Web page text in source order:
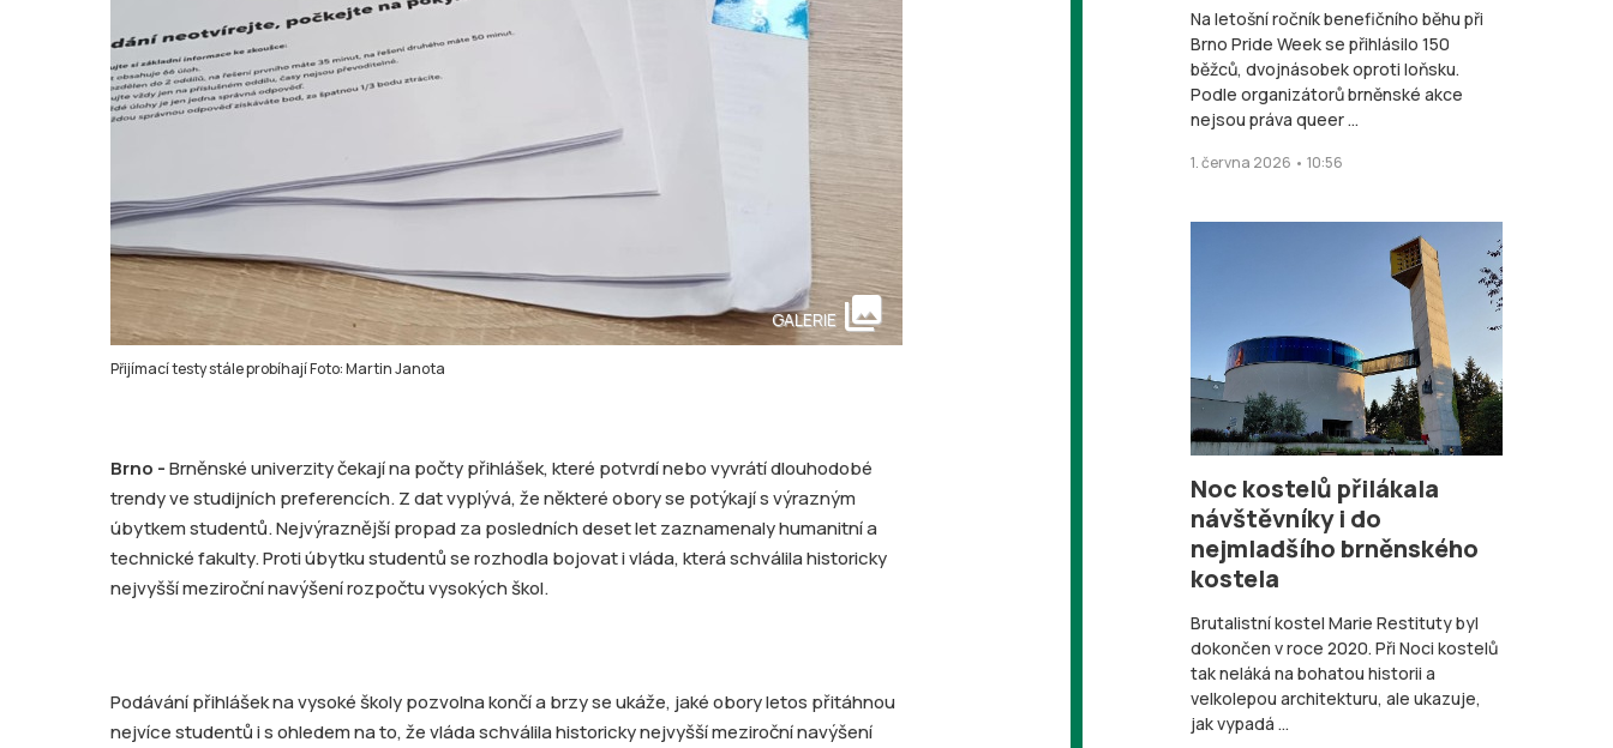
Přijímací testy stále probíhají Foto: Martin Janota
GALERIE collections
Brno -Brněnské univerzity čekají na počty přihlášek, které potvrdí nebo vyvrátí dlouhodobé
trendy ve studijních preferencích. Z dat vyplývá, že některé obory se potýkají s výrazným
úbytkem studentů. Nejvýraznější propad za posledních deset let zaznamenaly humanitní a
technické fakulty. Proti úbytku studentů se rozhodla bojovat i vláda, která schválila historicky
nejvyšší meziroční navýšení rozpočtu vysokých škol.
Podávání přihlášek na vysoké školy pozvolna končí a brzy se ukáže, jaké obory letos přitáhnou
nejvíce studentů i s ohledem na to, že vláda schválila historicky nejvyšší meziroční navýšení
Na letošní ročník benefičního běhu při
Brno Pride Week se přihlásilo 150
běžců, dvojnásobek oproti loňsku.
Podle organizátorů brněnské akce
nejsou práva queer ...
1. června 2026 • 10:56
Noc kostelů přilákala
návštěvníky i do
nejmladšího brněnského
kostela
Brutalistní kostel Marie Restituty byl
dokončen v roce 2020. Při Noci kostelů
tak neláká na bohatou historii a
velkolepou architekturu, ale ukazuje,
jak vypadá ...